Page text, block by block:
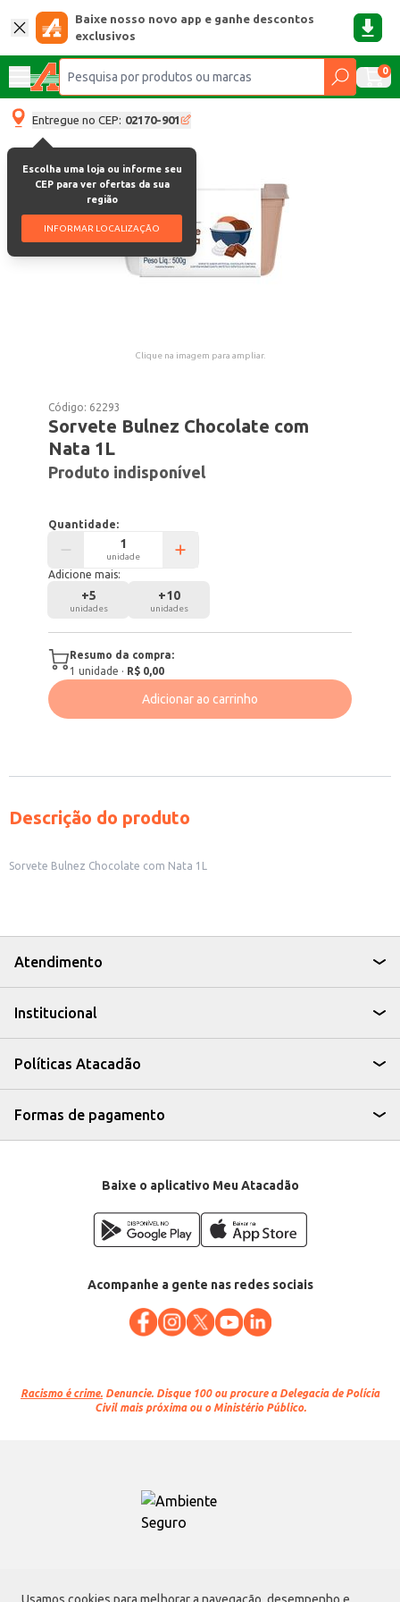
Baixe nosso novo app e ganhe descontos
exclusivos
0
Entregue no CEP: 02170-901
Escolha uma loja ou informe seu
CEP para ver ofertas da sua
região
INFORMAR LOCALIZAÇÃO
Clique na imagem para ampliar.
Código: 62293
Sorvete Bulnez Chocolate com
Nata 1L
Produto indisponível
Quantidade:
unidade
Adicione mais:
+5
unidades
+10
unidades
Resumo da compra:
1 unidade · R$ 0,00
Adicionar ao carrinho
Descrição do produto
Sorvete Bulnez Chocolate com Nata 1L
Atendimento
Institucional
Políticas Atacadão
Formas de pagamento
Baixe o aplicativo Meu Atacadão
Acompanhe a gente nas redes sociais
Racismo é crime. Denuncie. Disque 100 ou procure a Delegacia de Polícia
Civil mais próxima ou o Ministério Público.